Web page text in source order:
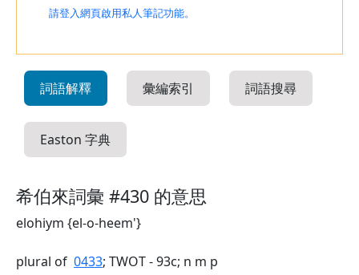
請登入網頁啟用私人筆記功能。
詞語解釋 彙編索引 詞語搜尋
Easton 字典
希伯來詞彙 #430 的意思
elohiym {el-o-heem'}
plural of 0433; TWOT - 93c; n m p